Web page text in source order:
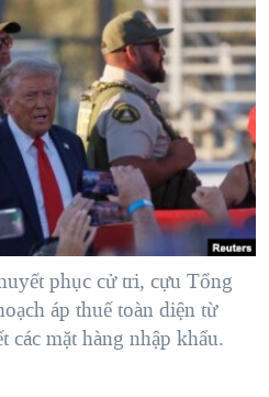
TẠI DẢI GAZA
ĐƯỜNG
HẠ 'BÊN THẮNG CUỘC'
NAY
Ở VIỆT NAM
phục cử tri, cựu Tổng
áp thuế toàn diện từ
các mặt hàng nhập khẩu.